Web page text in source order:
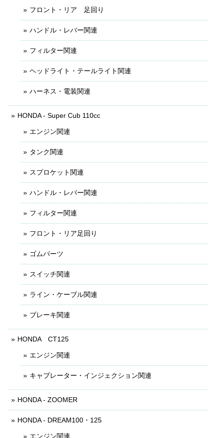
フロント・リア 足回り
ハンドル・レバー関連
フィルター関連
ヘッドライト・テールライト関連
ハーネス・電装関連
HONDA - Super Cub 110cc
エンジン関連
タンク関連
スプロケット関連
ハンドル・レバー関連
フィルター関連
フロント・リア足回り
ゴムパーツ
スイッチ関連
ライン・ケーブル関連
ブレーキ関連
HONDA CT125
エンジン関連
キャブレーター・インジェクション関連
HONDA - ZOOMER
HONDA - DREAM100・125
エンジン関連